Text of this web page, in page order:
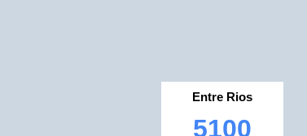
Entre Rios
5100